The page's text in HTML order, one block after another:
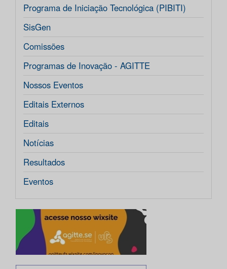
Programa de Iniciação Tecnológica (PIBITI)
SisGen
Comissões
Programas de Inovação - AGITTE
Nossos Eventos
Editais Externos
Editais
Notícias
Resultados
Eventos